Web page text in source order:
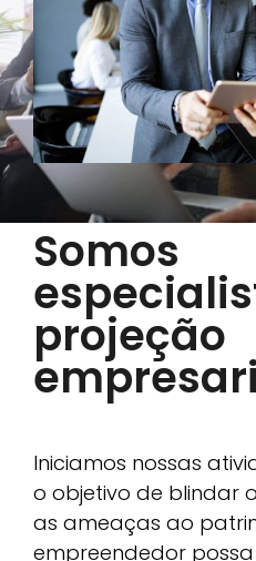
Somos
projeção
Iniciamos nossas
o objetivo de blindar
as ameaças ao
empreendedor